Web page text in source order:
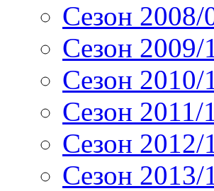
Сезон 2008/
Сезон 2009/
Сезон 2010/
Сезон 2011/
Сезон 2012/
Сезон 2013/